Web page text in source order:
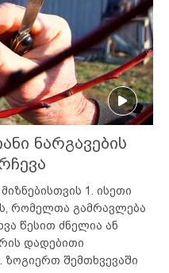
ნარგავების
1. ისეთი
რომელთა გამრავლება
წესით ძნელია ან
დადებითი
ზოგიერთ შემთხვევაში